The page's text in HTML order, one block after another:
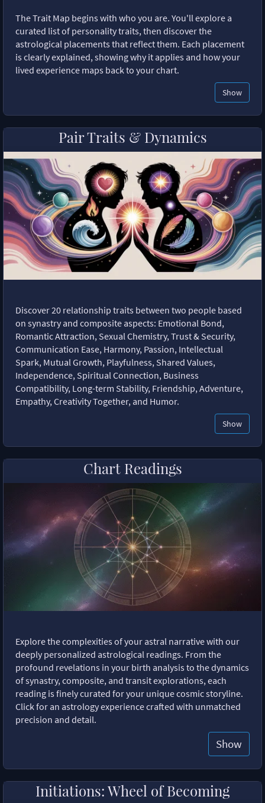
The Trait Map begins with who you are. You'll explore a
curated list of personality traits, then discover the
astrological placements that reflect them. Each placement
is clearly explained, showing why it applies and how your
lived experience maps back to your chart.
Show
Pair Traits & Dynamics
Discover 20 relationship traits between two people based
on synastry and composite aspects: Emotional Bond,
Romantic Attraction, Sexual Chemistry, Trust & Security,
Communication Ease, Harmony, Passion, Intellectual
Spark, Mutual Growth, Playfulness, Shared Values,
Independence, Spiritual Connection, Business
Compatibility, Long-term Stability, Friendship, Adventure,
Empathy, Creativity Together, and Humor.
Show
Chart Readings
Explore the complexities of your astral narrative with our
deeply personalized astrological readings. From the
profound revelations in your birth analysis to the dynamics
of synastry, composite, and transit explorations, each
reading is finely curated for your unique cosmic storyline.
Click for an astrology experience crafted with unmatched
precision and detail.
Show
Initiations: Wheel of Becoming